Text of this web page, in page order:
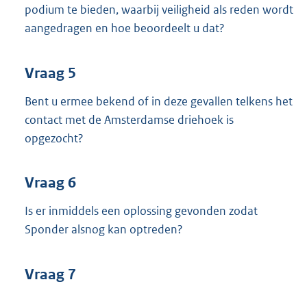
podium te bieden, waarbij veiligheid als reden wordt
aangedragen en hoe beoordeelt u dat?
Vraag 5
Bent u ermee bekend of in deze gevallen telkens het
contact met de Amsterdamse driehoek is
opgezocht?
Vraag 6
Is er inmiddels een oplossing gevonden zodat
Sponder alsnog kan optreden?
Vraag 7